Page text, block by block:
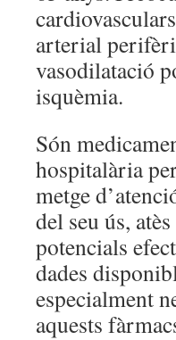
arterial
vasodilatació
isquèmia.
Són
hospitalària
metge
del seu ús,
potencials
dades
especialment
aquests